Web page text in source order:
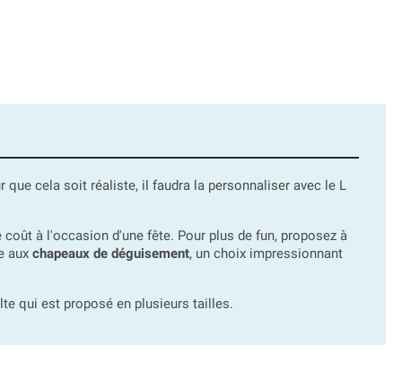
que cela soit réaliste, il faudra la personnaliser avec le L
à l'occasion d'une fête. Pour plus de fun, proposez à
aux chapeaux de déguisement, un choix impressionnant
qui est proposé en plusieurs tailles.